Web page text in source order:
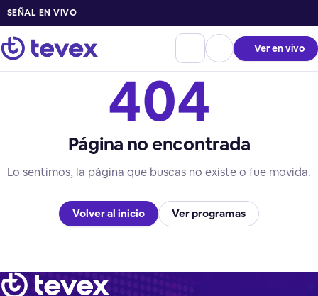
SEÑAL EN VIVO
Ver en vivo
404
Página no encontrada
Lo sentimos, la página que buscas no existe o fue movida.
Volver al inicio Ver programas